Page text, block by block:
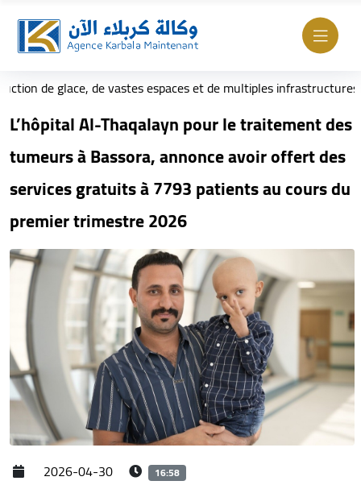
glace, de vastes espaces et de multiples infrastructures
des processions d'Arbaïn en eau embouteillée
L’hôpital Al-Thaqalayn pour le traitement des
tumeurs à Bassora, annonce avoir offert des
services gratuits à 7793 patients au cours du
premier trimestre 2026
2026-04-30 16:58